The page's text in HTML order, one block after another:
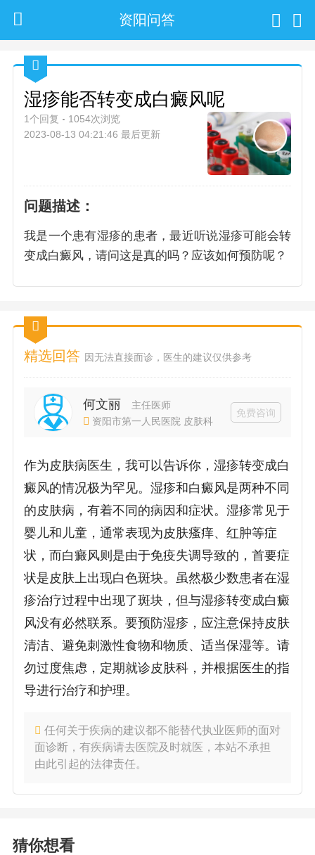
资阳问答
湿疹能否转变成白癜风呢
1个回复
1054次浏览
2023-08-13 04:21:46 最后更新
问题描述：
我是一个患有湿疹的患者，最近听说湿疹可能会转
变成白癜风，请问这是真的吗？应该如何预防呢？
精选回答 因无法直接面诊，医生的建议仅供参考
何文丽
主任医师
资阳市第一人民医院 皮肤科
免费咨询
作为皮肤病医生，我可以告诉你，湿疹转变成白
癜风的情况极为罕见。湿疹和白癜风是两种不同
的皮肤病，有着不同的病因和症状。湿疹常见于
婴儿和儿童，通常表现为皮肤瘙痒、红肿等症
状，而白癜风则是由于免疫失调导致的，首要症
状是皮肤上出现白色斑块。虽然极少数患者在湿
疹治疗过程中出现了斑块，但与湿疹转变成白癜
风没有必然联系。要预防湿疹，应注意保持皮肤
清洁、避免刺激性食物和物质、适当保湿等。请
勿过度焦虑，定期就诊皮肤科，并根据医生的指
导进行治疗和护理。
任何关于疾病的建议都不能替代执业医师的面对
面诊断，有疾病请去医院及时就医，本站不承担
由此引起的法律责任。
猜你想看